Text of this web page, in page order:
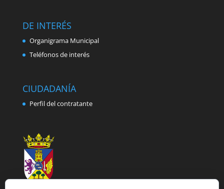
DE INTERÉS
Organigrama Municipal
Teléfonos de interés
CIUDADANÍA
Perfil del contratante